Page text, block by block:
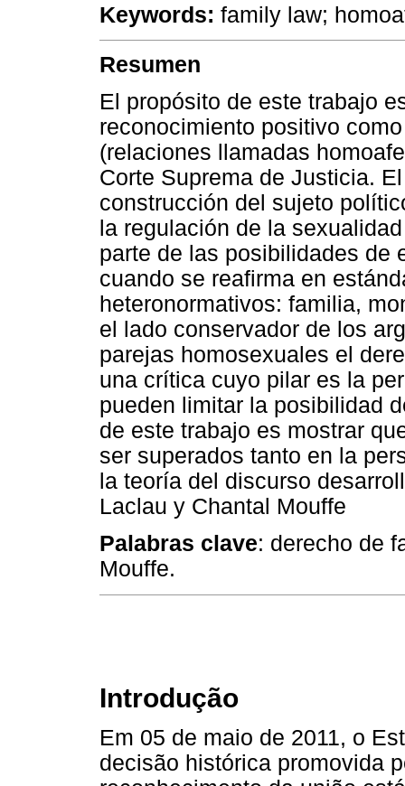
Keywords: family law;
Resumen
El propósito de este trabajo
reconocimiento positivo
(relaciones llamadas
Corte Suprema de Justicia.
construcción del sujeto
la regulación de la
parte de las posibilidades de
cuando se reafirma en
heteronormativos: familia,
el lado conservador de los
parejas homosexuales el
una crítica cuyo pilar es la
pueden limitar la posibilidad
de este trabajo es mostrar
ser superados tanto en la
la teoría del discurso
Laclau y Chantal Mouffe
Palabras clave: derecho de
Mouffe.
Introdução
Em 05 de maio de 2011, o
decisão histórica promovida